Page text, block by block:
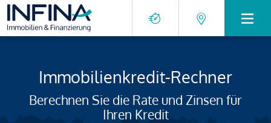
Immobilienkredit-Rechner
Berechnen Sie die Rate und Zinsen für
Ihren Kredit